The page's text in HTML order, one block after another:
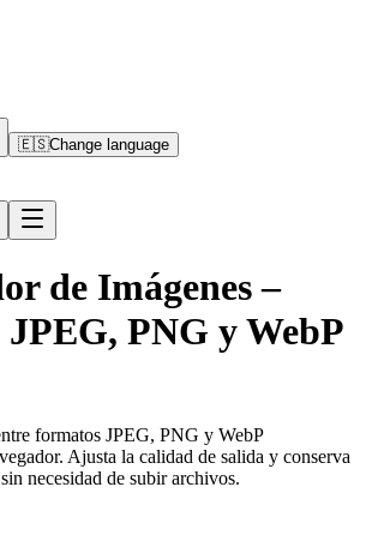
🇪🇸Change language
de Imágenes –
PNG y WebP
formatos JPEG, PNG y WebP
Ajusta la calidad de salida y conserva
necesidad de subir archivos.